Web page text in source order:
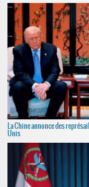
La Chine annonce des
Unis